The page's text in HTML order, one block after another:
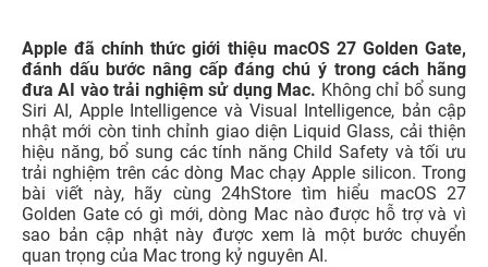
Apple đã chính thức giới thiệu macOS 27 Golden Gate,
đánh dấu bước nâng cấp đáng chú ý trong cách hãng
đưa AI vào trải nghiệm sử dụng Mac. Không chỉ bổ sung
Siri AI, Apple Intelligence và Visual Intelligence, bản cập
nhật mới còn tinh chỉnh giao diện Liquid Glass, cải thiện
hiệu năng, bổ sung các tính năng Child Safety và tối ưu
trải nghiệm trên các dòng Mac chạy Apple silicon. Trong
bài viết này, hãy cùng 24hStore tìm hiểu macOS 27
Golden Gate có gì mới, dòng Mac nào được hỗ trợ và vì
sao bản cập nhật này được xem là một bước chuyển
quan trọng của Mac trong kỷ nguyên AI.